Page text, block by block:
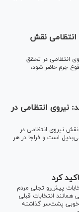
انتظامی نقش
انتظامی در تحقق
جرم حاضر شود،
نیروی انتظامی در
نیروی انتظامی در
است و فراجا در هر
کرد
پیش‌رو تجلی مردم
همانند انتخابات قبلی
خوبی پشت‌سر گذاشته